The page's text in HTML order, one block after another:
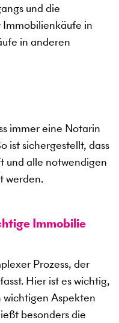
und die
Immobilienkäufe in
in anderen
immer eine Notarin
ist sichergestellt, dass
und alle notwendigen
werden.
Immobilie
Prozess, der
Hier ist es wichtig,
Aspekten
besonders die